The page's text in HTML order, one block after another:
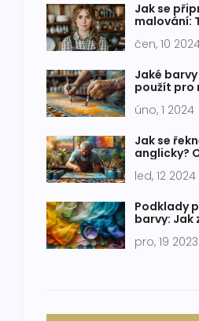
Jak se
malování:
čen, 10
Jaké
použít pro
úno, 1 2024
Jak se
anglicky?
začátečníky
led, 12 2024
Podklady
barvy: Jak
úpravu
pro, 19 2023